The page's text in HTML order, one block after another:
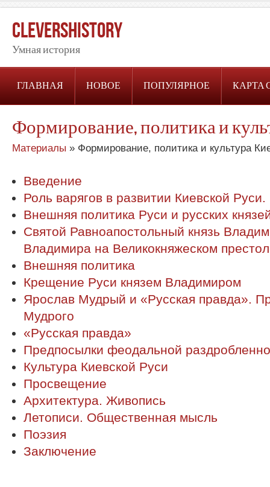
CleversHistory
Умная история
ГЛАВНАЯ НОВОЕ ПОПУЛЯРНОЕ КАРТА
Формирование, политика и
Материалы » Формирование, политика и культура
Введение
Роль варягов в развитии Киевской
Внешняя политика Руси и русских
Святой Равноапостольный князь
Владимира на Великокняжеском
Внешняя политика
Крещение Руси князем Владимиром
Ярослав Мудрый и «Русская правда».
Мудрого
«Русская правда»
Предпосылки феодальной
Культура Киевской Руси
Просвещение
Архитектура. Живопись
Летописи. Общественная мысль
Поэзия
Заключение